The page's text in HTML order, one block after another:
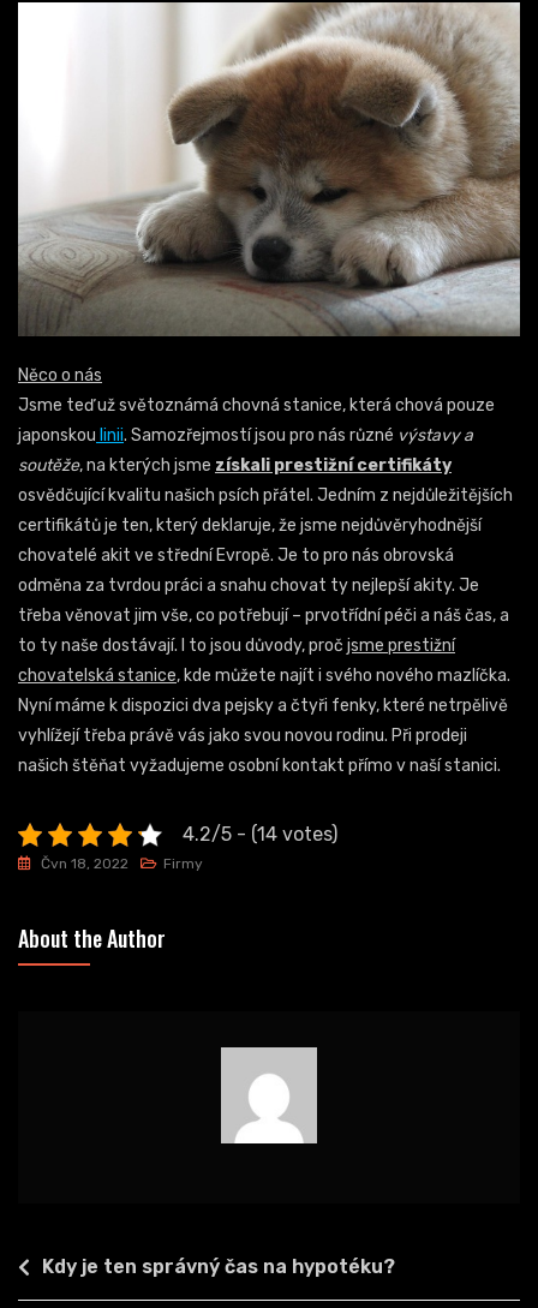
Něco o nás
Jsme teď už světoznámá chovná stanice, která chová pouze
japonskou linii. Samozřejmostí jsou pro nás různé výstavy a
soutěže, na kterých jsme získali prestižní certifikáty
osvědčující kvalitu našich psích přátel. Jedním z nejdůležitějších
certifikátů je ten, který deklaruje, že jsme nejdůvěryhodnější
chovatelé akit ve střední Evropě. Je to pro nás obrovská
odměna za tvrdou práci a snahu chovat ty nejlepší akity. Je
třeba věnovat jim vše, co potřebují – prvotřídní péči a náš čas, a
to ty naše dostávají. I to jsou důvody, proč jsme prestižní
chovatelská stanice, kde můžete najít i svého nového mazlíčka.
Nyní máme k dispozici dva pejsky a čtyři fenky, které netrpělivě
vyhlížejí třeba právě vás jako svou novou rodinu. Při prodeji
našich štěňat vyžadujeme osobní kontakt přímo v naší stanici.
4.2/5 - (14 votes)
Čvn 18, 2022 Firmy
About the Author
Navigace
Kdy je ten správný čas na hypotéku?